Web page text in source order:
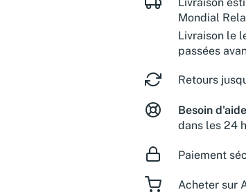
Mondial
Livraison le
passées
Retours
Besoin
dans les 24
Paiement
Acheter sur